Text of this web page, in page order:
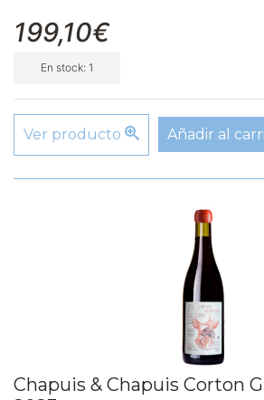
199,10€
En stock: 1
Ver producto Añadir al
Chapuis & Chapuis Corton